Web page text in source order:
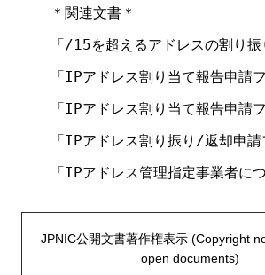
＊関連文書＊
「/15を超えるアドレスの割り振
「IPアドレス割り当て報告申
「IPアドレス割り当て報告申
「IPアドレス割り振り/返却申請
「IPアドレス管理指定事業者につ
JPNIC公開文書著作権表示 (Copyright
open documents)